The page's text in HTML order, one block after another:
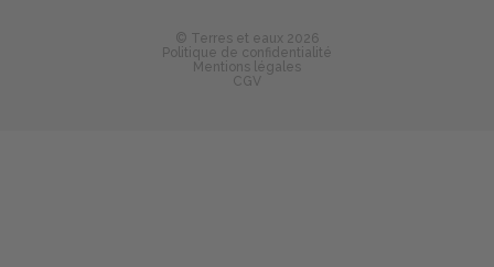
© Terres et eaux 2026
Politique de confidentialité
Mentions légales
CGV